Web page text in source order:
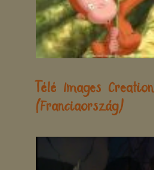
Télé Images Creation
(Franciaország)